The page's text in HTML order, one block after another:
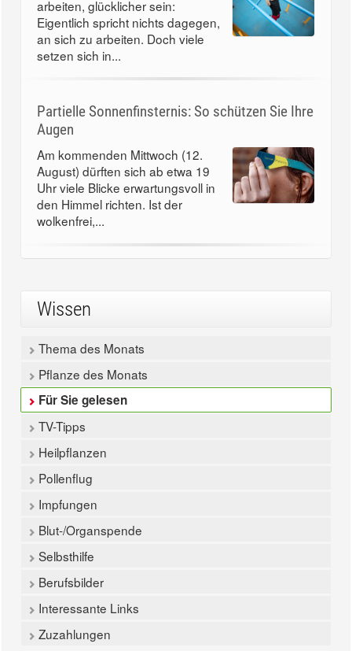
arbeiten, glücklicher sein:
Eigentlich spricht nichts dagegen,
an sich zu arbeiten. Doch viele
setzen sich in...
Partielle Sonnenfinsternis: So schützen Sie Ihre
Augen
Am kommenden Mittwoch (12.
August) dürften sich ab etwa 19
Uhr viele Blicke erwartungsvoll in
den Himmel richten. Ist der
wolkenfrei,...
Wissen
Thema des Monats
Pflanze des Monats
Für Sie gelesen
TV-Tipps
Heilpflanzen
Pollenflug
Impfungen
Blut-/Organspende
Selbsthilfe
Berufsbilder
Interessante Links
Zuzahlungen